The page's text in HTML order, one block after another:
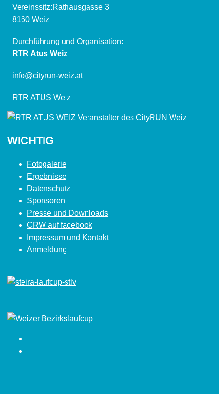
Vereinssitz:Rathausgasse 3
8160 Weiz
Durchführung und Organisation:
RTR Atus Weiz
info@cityrun-weiz.at
RTR ATUS Weiz
WICHTIG
Fotogalerie
Ergebnisse
Datenschutz
Sponsoren
Presse und Downloads
CRW auf facebook
Impressum und Kontakt
Anmeldung